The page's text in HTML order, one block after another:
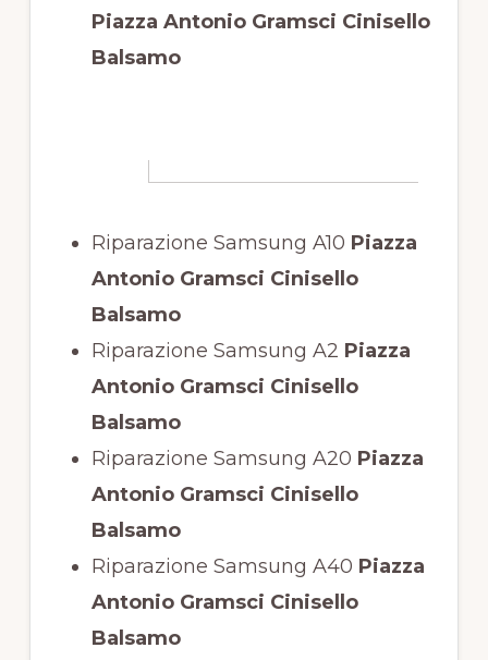
Piazza Antonio Gramsci Cinisello
Balsamo
Riparazione Samsung A10 Piazza
Antonio Gramsci Cinisello
Balsamo
Riparazione Samsung A2 Piazza
Antonio Gramsci Cinisello
Balsamo
Riparazione Samsung A20 Piazza
Antonio Gramsci Cinisello
Balsamo
Riparazione Samsung A40 Piazza
Antonio Gramsci Cinisello
Balsamo